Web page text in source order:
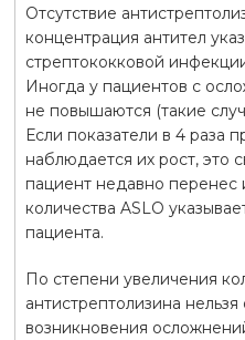
Отсутствие
концентрация антител
стрептококковой
Иногда у пациентов с
не повышаются (такие
Если показатели в 4 раза
наблюдается их рост, это
пациент недавно
количества ASLO
пациента.
По степени увеличения
антистрептолизина
возникновения